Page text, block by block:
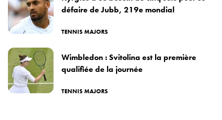
défaire de Jubb, 219e mondial
TENNIS MAJORS
Wimbledon : Svitolina est la première
qualifiée de la journée
TENNIS MAJORS